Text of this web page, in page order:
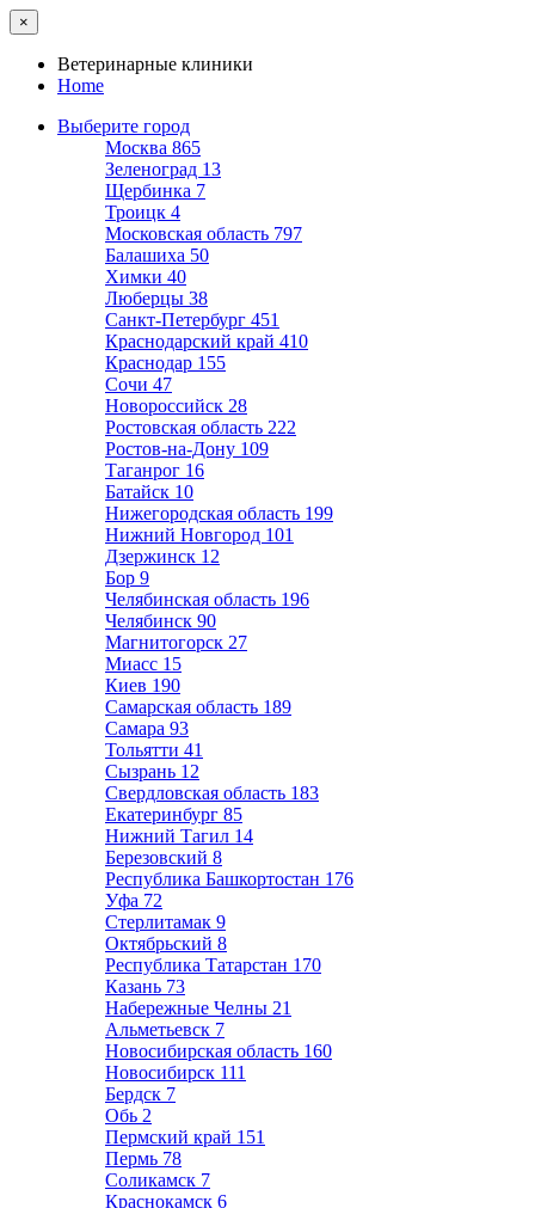
×
Ветеринарные клиники
Home
Выберите город
Москва 865
Зеленоград 13
Щербинка 7
Троицк 4
Московская область 797
Балашиха 50
Химки 40
Люберцы 38
Санкт-Петербург 451
Краснодарский край 410
Краснодар 155
Сочи 47
Новороссийск 28
Ростовская область 222
Ростов-на-Дону 109
Таганрог 16
Батайск 10
Нижегородская область 199
Нижний Новгород 101
Дзержинск 12
Бор 9
Челябинская область 196
Челябинск 90
Магнитогорск 27
Миасс 15
Киев 190
Самарская область 189
Самара 93
Тольятти 41
Сызрань 12
Свердловская область 183
Екатеринбург 85
Нижний Тагил 14
Березовский 8
Республика Башкортостан 176
Уфа 72
Стерлитамак 9
Октябрьский 8
Республика Татарстан 170
Казань 73
Набережные Челны 21
Альметьевск 7
Новосибирская область 160
Новосибирск 111
Бердск 7
Обь 2
Пермский край 151
Пермь 78
Соликамск 7
Краснокамск 6